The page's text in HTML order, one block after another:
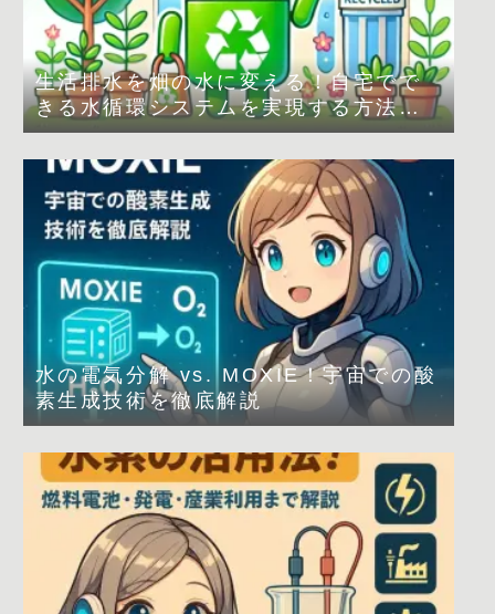
生活排水を畑の水に変える！自宅でで
きる水循環システムを実現する方法
は？
水の電気分解 vs. MOXIE！宇宙での酸
素生成技術を徹底解説